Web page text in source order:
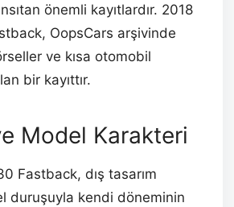
önemli kayıtlardır. 2018
OopsCars arşivinde
ve kısa otomobil
bir kayıttır.
Model Karakteri
Fastback, dış tasarım
duruşuyla kendi döneminin